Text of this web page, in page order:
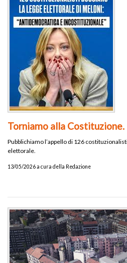
Torniamo alla
Pubblichiamo l’appello di 126
elettorale.
13/05/2026 a cura della Redazione